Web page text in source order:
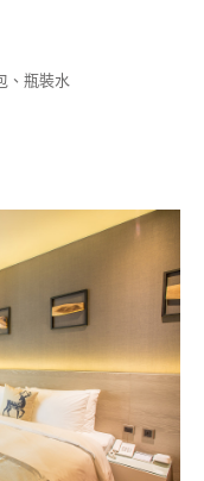
、瓶裝水